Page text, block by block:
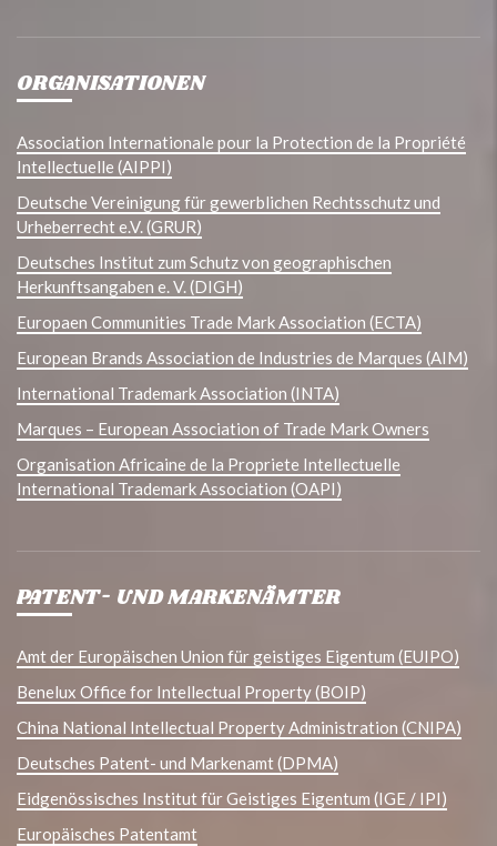
ORGANISATIONEN
Association Internationale pour la Protection de la Propriété
Intellectuelle (AIPPI)
Deutsche Vereinigung für gewerblichen Rechtsschutz und
Urheberrecht e.V. (GRUR)
Deutsches Institut zum Schutz von geographischen
Herkunftsangaben e. V. (DIGH)
Europaen Communities Trade Mark Association (ECTA)
European Brands Association de Industries de Marques (AIM)
International Trademark Association (INTA)
Marques – European Association of Trade Mark Owners
Organisation Africaine de la Propriete Intellectuelle
International Trademark Association (OAPI)
PATENT- UND MARKENÄMTER
Amt der Europäischen Union für geistiges Eigentum (EUIPO)
Benelux Office for Intellectual Property (BOIP)
China National Intellectual Property Administration (CNIPA)
Deutsches Patent- und Markenamt (DPMA)
Eidgenössisches Institut für Geistiges Eigentum (IGE / IPI)
Europäisches Patentamt